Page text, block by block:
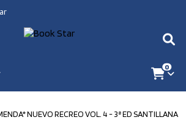
0
NUEVO RECREO VOL. 4 - 3ª ED SANTILLANA